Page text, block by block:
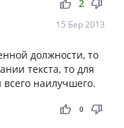
thumb_up thumb_down
2
15 Бер 2013
должности, то
текста, то для
наилучшего.
thumb_up thumb_down
0